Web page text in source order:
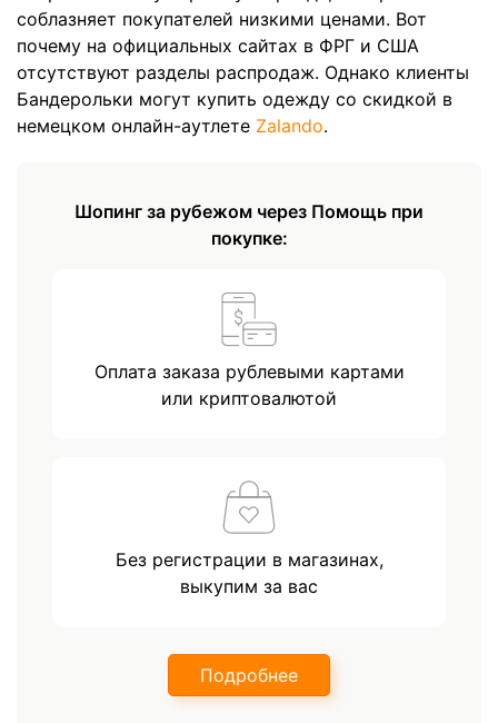
соблазняет покупателей низкими ценами. Вот
почему на официальных сайтах в ФРГ и США
отсутствуют разделы распродаж. Однако клиенты
Бандерольки могут купить одежду со скидкой в
немецком онлайн-аутлете Zalando.
Шопинг за рубежом через Помощь при
покупке:
Оплата заказа рублевыми картами
или криптовалютой
Без регистрации в магазинах,
выкупим за вас
Подробнее